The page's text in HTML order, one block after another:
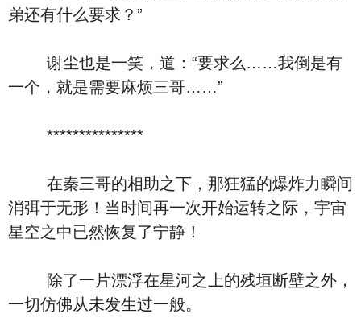
弟还有什么要求？”
谢尘也是一笑，道：“要求么……我倒是有
一个，就是需要麻烦三哥……”
***************
在秦三哥的相助之下，那狂猛的爆炸力瞬间
消弭于无形！当时间再一次开始运转之际，宇宙
星空之中已然恢复了宁静！
除了一片漂浮在星河之上的残垣断壁之外，
一切仿佛从未发生过一般。